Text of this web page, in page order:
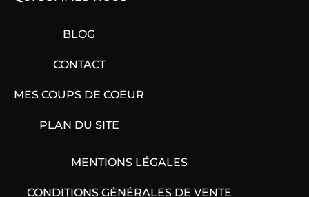
BLOG
CONTACT
MES COUPS DE COEUR
PLAN DU SITE
MENTIONS LÉGALES
CONDITIONS GÉNÉRALES DE VENTE